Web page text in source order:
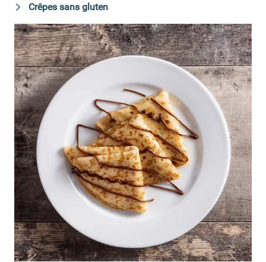
Crêpes sans gluten